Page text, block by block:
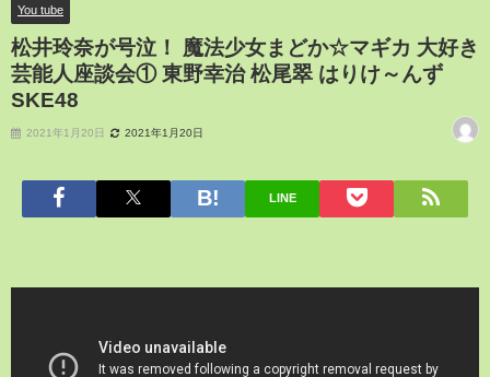
You tube
松井玲奈が号泣！ 魔法少女まどか☆マギカ 大好き
芸能人座談会① 東野幸治 松尾翠 はりけ～んず
SKE48
2021年1月20日 2021年1月20日
LINE